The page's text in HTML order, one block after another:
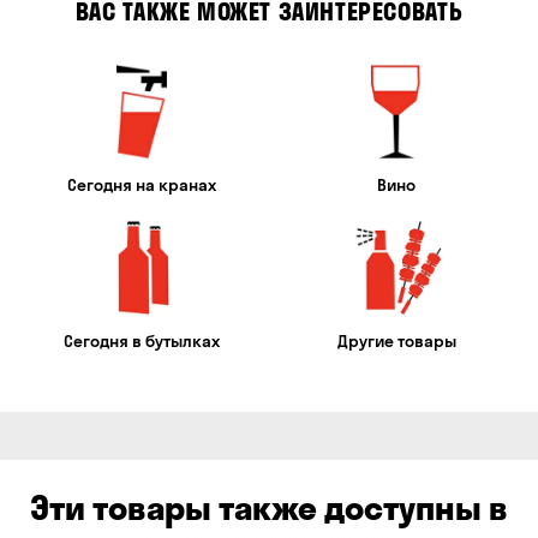
ВАС ТАКЖЕ МОЖЕТ ЗАИНТЕРЕСОВАТЬ
Сегодня на кранах Вино
Сегодня в бутылках Другие товары
Эти товары также доступны в